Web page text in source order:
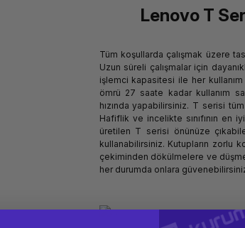
Lenovo T
Tüm koşullarda çalışmak üzere
Uzun süreli çalışmalar için
işlemci kapasitesi ile her
ömrü 27 saate kadar kullanım
hızında yapabilirsiniz. T serisi
Hafiflik ve incelikte sınıfının en
üretilen T serisi önünüze
kullanabilirsiniz. Kutupların zorlu
çekiminden dökülmelere ve
her durumda onlara